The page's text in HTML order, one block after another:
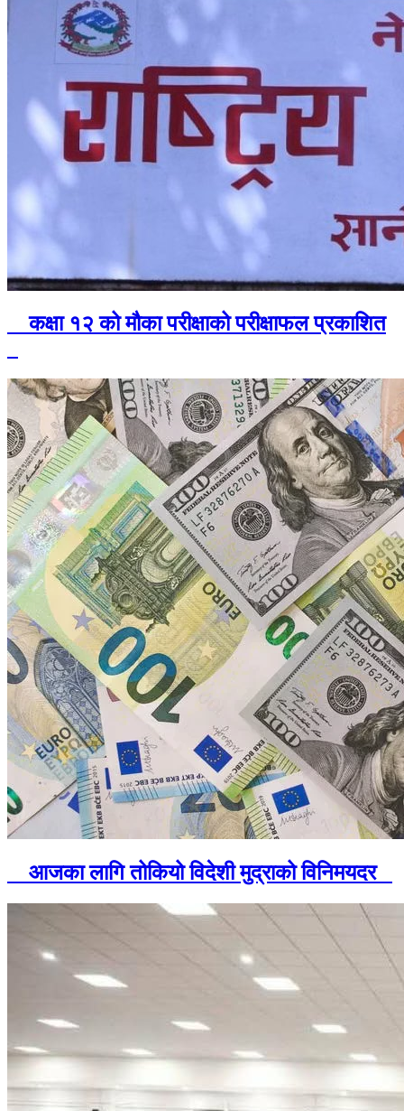
कक्षा १२ को मौका परीक्षाको परीक्षाफल प्रकाशित
आजका लागि तोकियो विदेशी मुद्राको विनिमयदर